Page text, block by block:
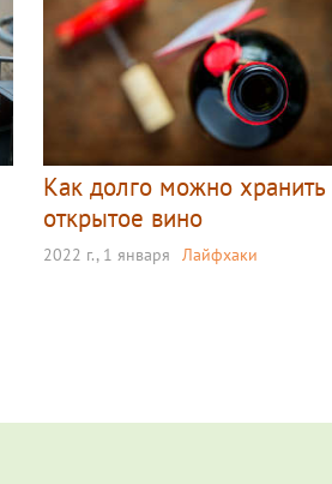
Как долго можно хранить
открытое вино
2022 г., 1 января Лайфхаки